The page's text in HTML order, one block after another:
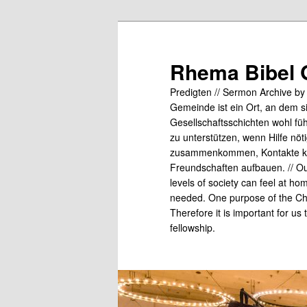
Rhema Bibel
Predigten // Sermon Archive
Gemeinde ist ein Ort, an dem
Gesellschaftsschichten wohl
zu unterstützen, wenn Hilfe
zusammenkommen, Kontakte
Freundschaften aufbauen. //
levels of society can feel at
needed. One purpose of the
Therefore it is important for us
fellowship.